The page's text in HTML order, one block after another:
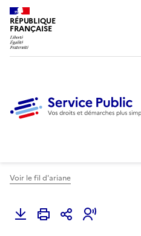
RÉPUBLIQUE
FRANÇAISE
Voir le fil d'ariane